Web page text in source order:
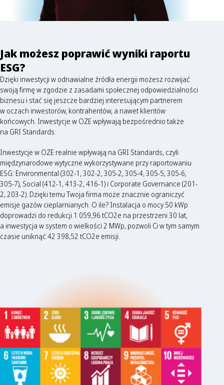
Jak możesz poprawić wyniki raportu
ESG?
Dzięki inwestycji w odnawialne źródła energii możesz rozwijać
swoją firmę w zgodzie z zasadami społecznej odpowiedzialności
biznesu i stać się jeszcze bardziej interesującym partnerem
w oczach inwestorów, kontrahentów, a nawet klientów
końcowych. Inwestycje w OZE wpływają bezpośrednio także
na GRI Standards.
Inwestycje w OZE realnie wpływają na GRI Standards, czyli
międzynarodowe wytyczne wykorzystywane przy raportowaniu
ESG: Environmental (302-1, 302-2, 305-2, 305-4, 305-5, 305-6,
305-7), Social (412-1, 413-2, 416-1) i Corporate Governance (201-
2, 203-2). Dzięki temu Twoja firma może znacznie ograniczyć
emisje gazów cieplarnianych. O ile? Instalacja o mocy 50 kWp
doprowadzi do redukcji 1 059,96 tCO2e na przestrzeni 30 lat,
a inwestycja w system o wielkości 2 MWp, pozwoli Ci w tym samym
czasie uniknąć 42 398,52 tCO2e emisji.